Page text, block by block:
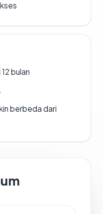
bulan
berbeda dari